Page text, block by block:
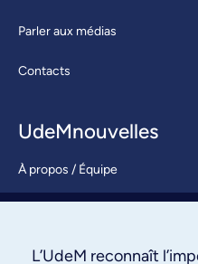
Parler aux médias
Contacts
UdeMnouvelles
À propos / Équipe
S’abonner
L’UdeM reconnaît